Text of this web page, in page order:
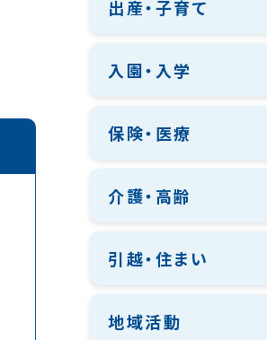
出産・子育て
入園・入学
保険・医療
介護・高齢
引越・住まい
地域活動